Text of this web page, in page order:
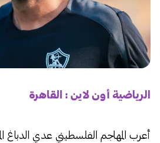
الرياضية أون لاين : القاهرة
أعرب المهاجم الفلسطيني عدي الدباغ